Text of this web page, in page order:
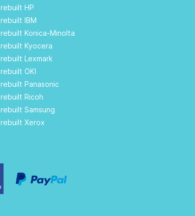
rebuilt HP
rebuilt IBM
rebuilt Konica-Minolta
rebuilt Kyocera
rebuilt Lexmark
rebuilt OKI
rebuilt Panasonic
rebuilt Ricoh
rebuilt Samsung
rebuilt Xerox